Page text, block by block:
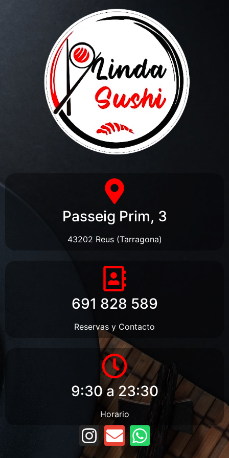
Passeig Prim, 3
43202 Reus (Tarragona)
691 828 589
Reservas y Contacto
9:30 a 23:30
Horario